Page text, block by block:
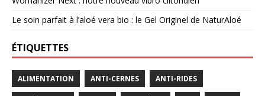
Le soin parfait à l’aloé vera bio : le Gel Originel de NaturAloé
ÉTIQUETTES
ALIMENTATION ANTI-CERNES ANTI-RIDES